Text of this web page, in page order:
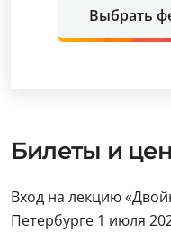
Выбрать
Билеты и
Вход на лекцию
Петербурге 1 июля